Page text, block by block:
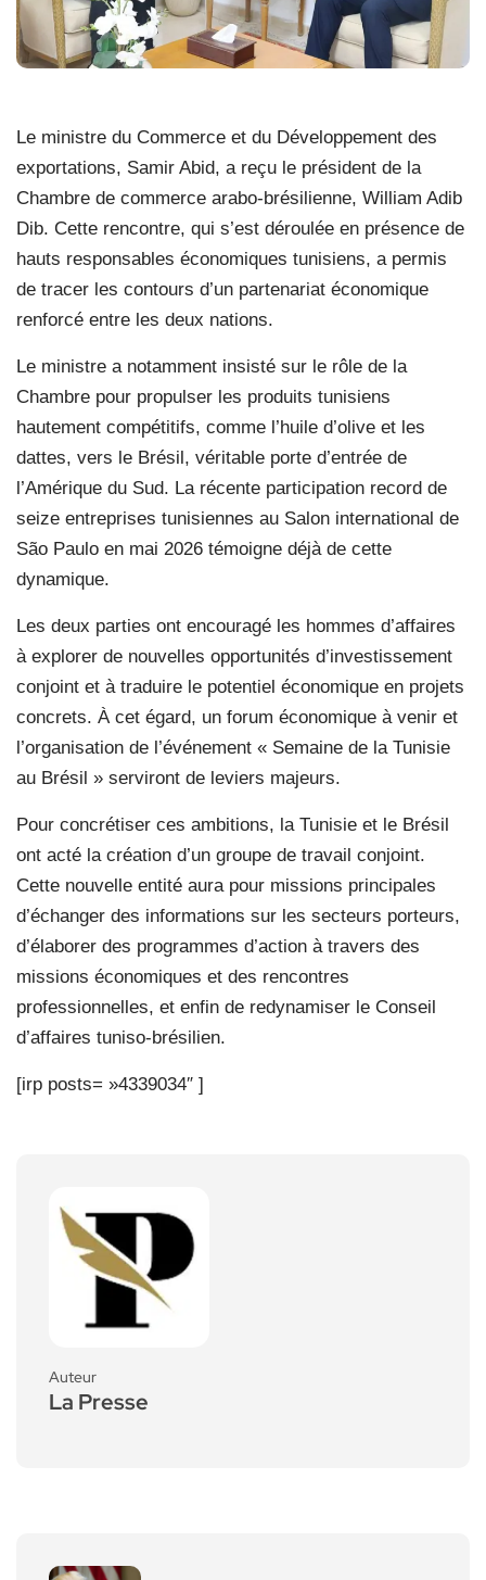
Le ministre du Commerce et du Développement des
exportations, Samir Abid, a reçu le président de la
Chambre de commerce arabo-brésilienne, William Adib
Dib. Cette rencontre, qui s’est déroulée en présence de
hauts responsables économiques tunisiens, a permis
de tracer les contours d’un partenariat économique
renforcé entre les deux nations.
Le ministre a notamment insisté sur le rôle de la
Chambre pour propulser les produits tunisiens
hautement compétitifs, comme l’huile d’olive et les
dattes, vers le Brésil, véritable porte d’entrée de
l’Amérique du Sud. La récente participation record de
seize entreprises tunisiennes au Salon international de
São Paulo en mai 2026 témoigne déjà de cette
dynamique.
Les deux parties ont encouragé les hommes d’affaires
à explorer de nouvelles opportunités d’investissement
conjoint et à traduire le potentiel économique en projets
concrets. À cet égard, un forum économique à venir et
l’organisation de l’événement « Semaine de la Tunisie
au Brésil » serviront de leviers majeurs.
Pour concrétiser ces ambitions, la Tunisie et le Brésil
ont acté la création d’un groupe de travail conjoint.
Cette nouvelle entité aura pour missions principales
d’échanger des informations sur les secteurs porteurs,
d’élaborer des programmes d’action à travers des
missions économiques et des rencontres
professionnelles, et enfin de redynamiser le Conseil
d’affaires tuniso-brésilien.
[irp posts= »4339034″ ]
Auteur
La Presse